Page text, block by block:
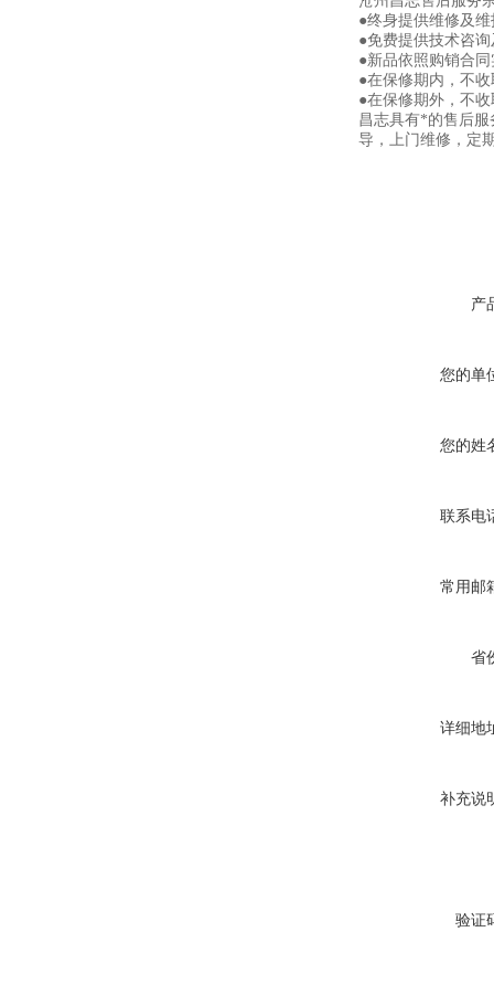
●终身提供维修及
●免费提供技术咨
●新品依照购销合
●在保修期内，不
●在保修期外，不
昌志具有*的售后
导，上门维修，定
产
您的单
您的姓
联系电
常用邮
省
详细地
补充说
验证